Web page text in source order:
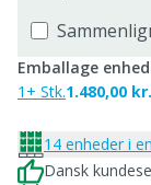
Emballage
1+ Stk.1.480,00 kr.
14 enheder i
Dansk